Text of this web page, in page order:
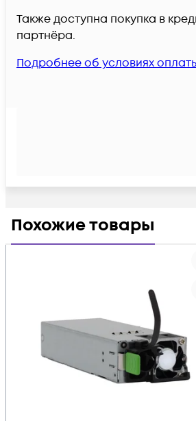
Также доступна покупка в
партнёра.
Подробнее об условиях
Похожие товары